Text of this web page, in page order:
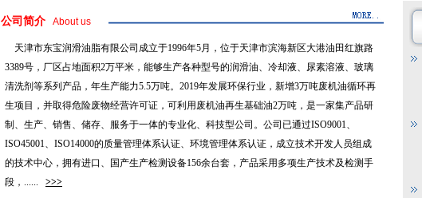
公司简介 About us
天津市东宝润滑油脂有限公司成立于1996年5月，位于天津市滨海新区大港油田红旗路
3389号，厂区占地面积2万平米， 能够生产各种型号的润滑油、冷却液、尿素溶液、玻璃
清洗剂等系列产品， 年生产能力5.5万吨。 2019年发展环保行业，新增3万吨废机油循环再
生项目， 并取得危险废物经营许可证， 可利用废机油再生基础油2万吨 ，是一家集产品研
制、生产、销售、储存、服务于一体的专业化、科技型公司。 公司已通过ISO9001、
ISO45001、 ISO14000的质量管理体系认证、环境管理体系认证， 成立技术开发人员组成
的技术中心，拥有进口、国产生产检测设备156余台套，产品采用多项生产技术及检测手
段， ...... >>>